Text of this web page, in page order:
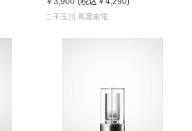
二子玉川 蔦屋家電